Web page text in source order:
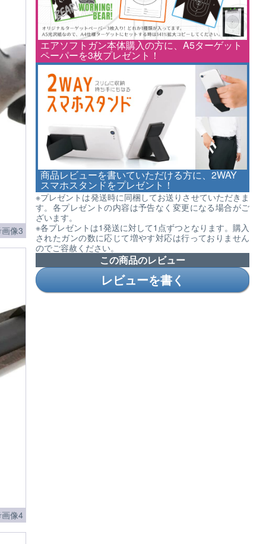
エアソフトガン本体購入の方に、A5ターゲット
ペーパーを3枚プレゼント！
商品レビューを書いていただける方に、2WAY
スマホスタンドをプレゼント！
※プレゼントは発送時に同梱してお送りさせていただきま
す。各プレゼントの内容は予告なく変更になる場合がご
ざいます。
※各プレゼントは1発送に対して1点ずつとなります。購入
されたガンの数に応じて増やす対応は行っておりません
のでご容赦ください。
この商品のレビュー
レビューを書く
像3
像4